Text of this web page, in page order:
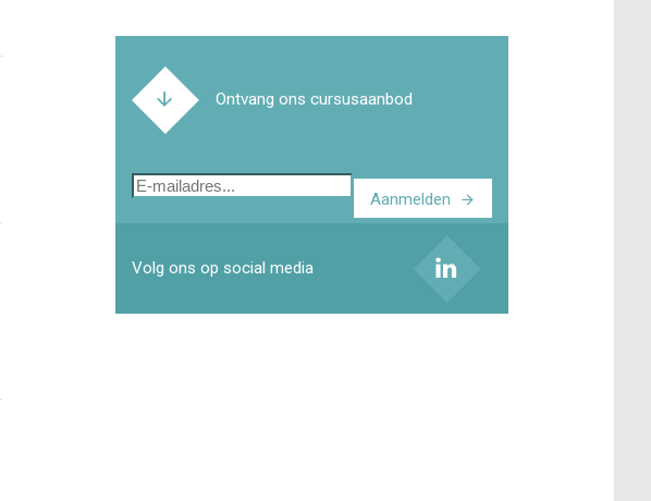
Ontvang ons cursusaanbod
E-
Aanmelden
Volg ons op social media